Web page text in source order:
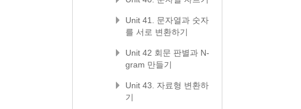
Unit 41. 문자열과 숫자
를 서로 변환하기
Unit 42 회문 판별과 N-
gram 만들기
Unit 43. 자료형 변환하
기